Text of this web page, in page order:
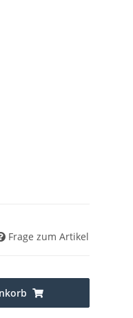
Frage zum Artikel